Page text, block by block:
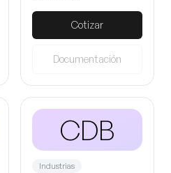
Cotizar
Documentación
CDB
Industrias